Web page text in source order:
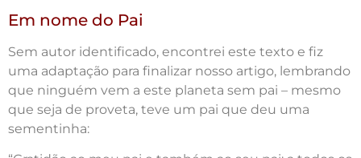
Em nome do Pai
Sem autor identificado, encontrei este texto e fiz
uma adaptação para finalizar nosso artigo, lembrando
que ninguém vem a este planeta sem pai – mesmo
que seja de proveta, teve um pai que deu uma
sementinha: